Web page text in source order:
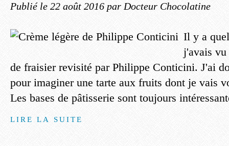
Publié le 22 août 2016 par Docteur Chocolatine
Il y a
j'avais vu
de fraisier revisité par Philippe Conticini. J'ai
pour imaginer une tarte aux fruits dont je vais
Les bases de pâtisserie sont toujours
LIRE LA SUITE